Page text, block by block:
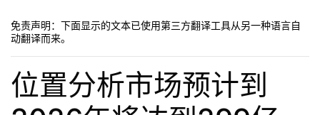
免责声明：下面显示的文本已使用第三方翻译工具从另一种语言自
动翻译而来。
位置分析市场预计到